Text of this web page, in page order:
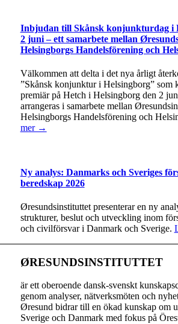
Inbjudan till Skånsk konjunkturdag i
2 juni – ett samarbete mellan
Helsingborgs Handelsförening och
Välkommen att delta i det nya årligt
”Skånsk konjunktur i Helsingborg” som
premiär på Hetch i Helsingborg den 2
arrangeras i samarbete mellan
Helsingborgs Handelsförening och
mer →
Ny analys: Danmarks och Sveriges
beredskap 2026
Øresundsinstituttet presenterar en ny
strukturer, beslut och utveckling inom
och civilförsvar i Danmark och Sverige.
ØRESUNDSINSTITUTTET
är ett oberoende dansk-svenskt
genom analyser, nätverksmöten och
Øresund bidrar till en ökad kunskap om
Sverige och Danmark med fokus på